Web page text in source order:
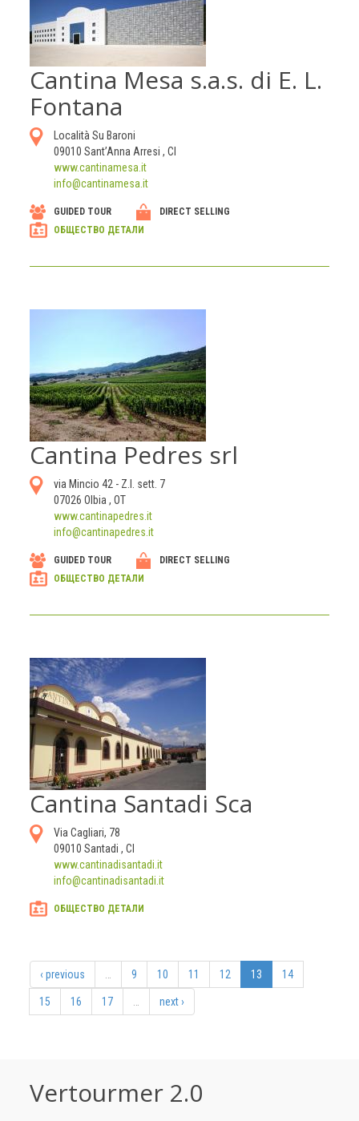
Cantina Mesa s.a.s. di E. L.
Fontana
Località Su Baroni
09010 Sant’Anna Arresi,CI
www.cantinamesa.it
info@cantinamesa.it
GUIDED TOUR
DIRECT SELLING
ОБЩЕСТВО ДЕТАЛИ
Cantina Pedres srl
via Mincio 42 - Z.I. sett. 7
07026 Olbia,OT
www.cantinapedres.it
info@cantinapedres.it
GUIDED TOUR
DIRECT SELLING
ОБЩЕСТВО ДЕТАЛИ
Cantina Santadi Sca
Via Cagliari, 78
09010 Santadi,CI
www.cantinadisantadi.it
info@cantinadisantadi.it
ОБЩЕСТВО ДЕТАЛИ
‹ previous … 9 10 11 12 13 14
15 16 17 … next ›
Vertourmer 2.0